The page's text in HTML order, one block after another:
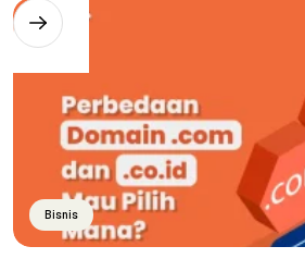
Bisnis